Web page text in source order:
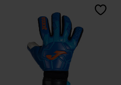
5 sobre 5 de valoración de clientes